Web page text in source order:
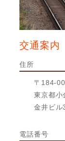
交通案内
住所
〒184-
東京都
金井ビル
電話番号